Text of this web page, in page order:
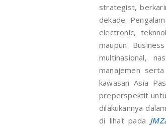
strategist,
dekade.
electronic,
maupun
multinasional,
manajemen
kawasan Asia
preperspektif
dilakukannya
di lihat pada